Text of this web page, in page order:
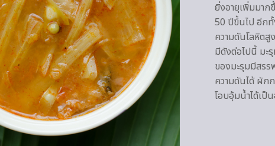
ยิ่งอายุเพิ่มมาก
50 ปีขึ้นไป อีกทั้
ความดันโลหิต
มีดังต่อไปนี้ มะ
ของมะรุมมีสรร
ความดันได้ ผัก
โอบอุ้มน้ำได้เป็